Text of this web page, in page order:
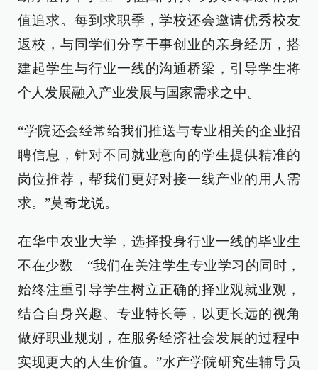
值追求。每到求职季，学校还会邀请优秀校友
返校，与同学们分享干事创业的亲身经历，搭
建起学生与行业一线的沟通桥梁，引导学生将
个人发展融入产业发展与国家需求之中。
“学院还会经常给我们推送与专业相关的企业招
聘信息，针对不同就业意向的学生提供精准的
岗位推荐，帮我们更好对接一线产业的用人需
求。”莫奇龙说。
在华中农业大学，选择投身行业一线的毕业生
不在少数。“我们在关注学生专业学习的同时，
始终注重引导学生树立正确的择业观就业观，
结合自身兴趣、专业特长等，以更长远的视角
做好职业规划，在服务经济社会发展的过程中
实现更大的人生价值。”水产学院研究生辅导员